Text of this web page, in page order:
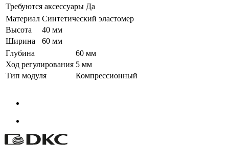
Требуются аксессуары Да
Материал Синтетический эластомер
Высота
40 мм
Ширина
60 мм
Глубина
60 мм
Ход регулирования 5 мм
Тип модуля
Компрессионный